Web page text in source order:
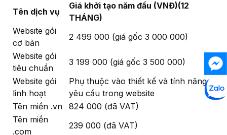
Tên dịch vụ
Giá khởi tạo năm đầu (VNĐ)(12
THÁNG)
Website gói
cơ bản
2 499 000 (giá gốc 3 000 000)
Website gói
tiêu chuẩn
3 199 000 (giá gốc 3 500 000)
Website gói
linh hoạt
Phụ thuộc vào thiết kế và tính năng
yêu cầu trong website
Tên miền .vn
824 000 (đã VAT)
Tên miền
.com
239 000 (đã VAT)